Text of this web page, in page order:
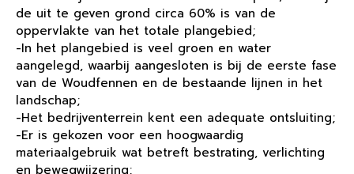
de uit te geven grond circa 60% is van de
oppervlakte van het totale plangebied;
-In het plangebied is veel groen en water
aangelegd, waarbij aangesloten is bij de eerste fase
van de Woudfennen en de bestaande lijnen in het
landschap;
-Het bedrijventerrein kent een adequate ontsluiting;
-Er is gekozen voor een hoogwaardig
materiaalgebruik wat betreft bestrating, verlichting
en bewegwijzering;